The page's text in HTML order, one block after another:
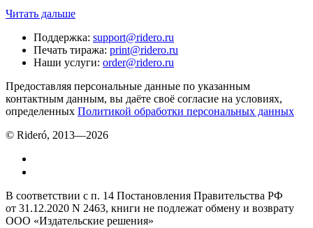
Читать дальше
Поддержка: support@ridero.ru
Печать тиража: print@ridero.ru
Наши услуги: order@ridero.ru
Предоставляя персональные данные по указанным
контактным данным, вы даёте своё согласие на условиях,
определенных Политикой обработки персональных данных
© Rideró, 2013—2026
В соответствии с п. 14 Постановления Правительства РФ
от 31.12.2020 N 2463, книги не подлежат обмену и возврату
ООО «Издательские решения»